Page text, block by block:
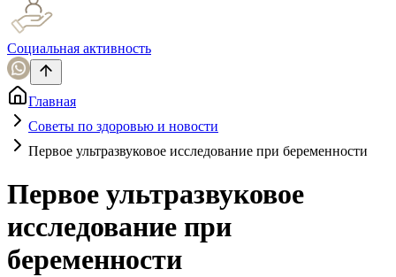
Социальная активность
Главная
Советы по здоровью и новости
Первое ультразвуковое исследование при беременности
Первое ультразвуковое
исследование при
беременности